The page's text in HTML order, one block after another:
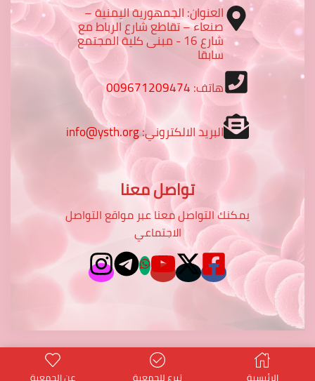
العنوان: الجمهورية اليمنية –
صنعاء – تقاطع شارع الرباط مع
شارع 16 - مبنى كلية المجتمع
سابقا
هاتف:009671209474
البريد الالكتروني:info@ysth.org
تواصل معنا
يمكنك التواصل معنا عبر مواقع التواصل
الاجتماعي
الرئيسية تبرع للجمعية عن الجمعية